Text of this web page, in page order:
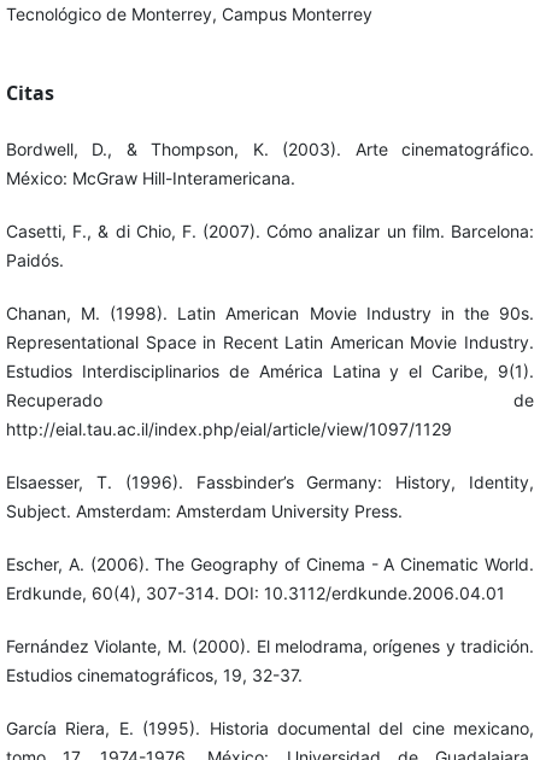
Tecnológico de Monterrey, Campus Monterrey
Citas
Bordwell, D., & Thompson, K. (2003). Arte cinematográfico.
México: McGraw Hill-Interamericana.
Casetti, F., & di Chio, F. (2007). Cómo analizar un film. Barcelona:
Paidós.
Chanan, M. (1998). Latin American Movie Industry in the 90s.
Representational Space in Recent Latin American Movie Industry.
Estudios Interdisciplinarios de América Latina y el Caribe, 9(1).
Recuperado de
http://eial.tau.ac.il/index.php/eial/article/view/1097/1129
Elsaesser, T. (1996). Fassbinder’s Germany: History, Identity,
Subject. Amsterdam: Amsterdam University Press.
Escher, A. (2006). The Geography of Cinema - A Cinematic World.
Erdkunde, 60(4), 307-314. DOI: 10.3112/erdkunde.2006.04.01
Fernández Violante, M. (2000). El melodrama, orígenes y tradición.
Estudios cinematográficos, 19, 32-37.
García Riera, E. (1995). Historia documental del cine mexicano,